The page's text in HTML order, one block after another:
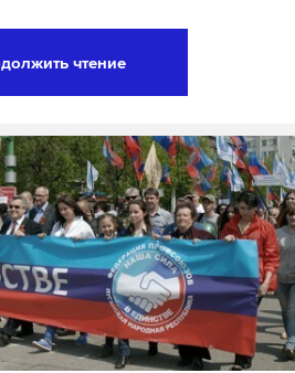
в автомобилях или на
зданий, турецкие
братья Хисамовы:
Илья. По словам одного
Алексея Капишева, у Ильи
то конфликт» с супругом
Алексеем.
бить, попытались
фермы. При этом
чтение